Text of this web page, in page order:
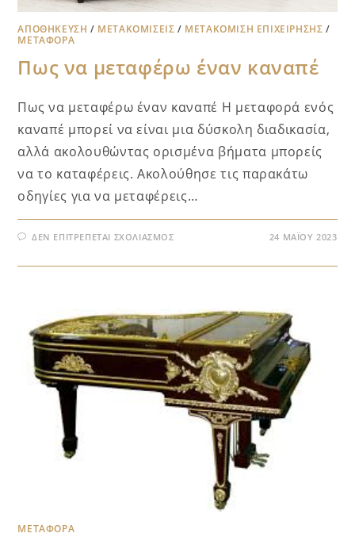
ΑΠΟΘΉΚΕΥΣΗ / ΜΕΤΑΚΟΜΊΣΕΙΣ / ΜΕΤΑΚΌΜΙΣΗ ΕΠΙΧΕΊΡΗΣΗΣ /
ΜΕΤΑΦΟΡΑ
Πως να μεταφέρω έναν καναπέ
Πως να μεταφέρω έναν καναπέ Η μεταφορά ενός
καναπέ μπορεί να είναι μια δύσκολη διαδικασία,
αλλά ακολουθώντας ορισμένα βήματα μπορείς
να το καταφέρεις. Ακολούθησε τις παρακάτω
οδηγίες για να μεταφέρεις…
ΔΕΝ ΕΠΙΤΡΈΠΕΤΑΙ ΣΧΟΛΙΑΣΜΌΣ 24 ΜΑΪ́ΟΥ 2023
ΜΕΤΑΦΟΡΑ